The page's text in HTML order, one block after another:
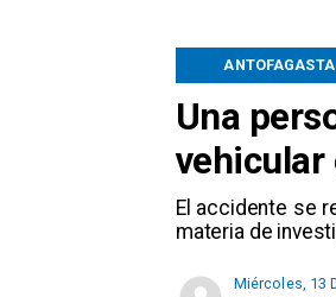
Una
vehicular
El accidente se
materia de
ANTOFAGASTA
Miércoles, 13